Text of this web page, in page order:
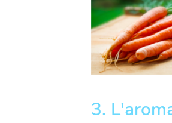
3.